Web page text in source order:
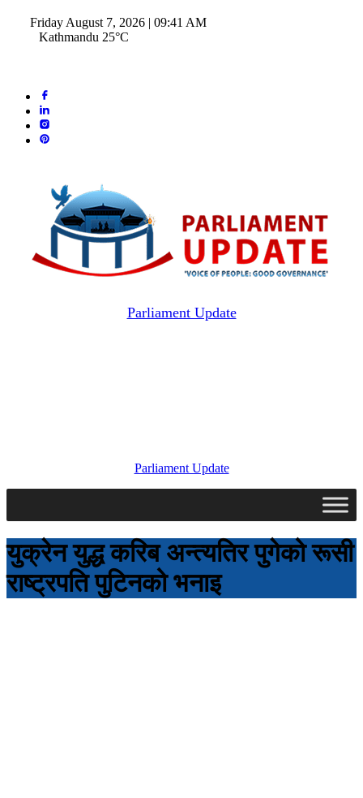
Friday August 7, 2026 | 09:41 AM
Kathmandu 25°C
Parliament Update
Parliament Update
युक्रेन युद्ध करिब अन्त्यतिर पुगेको रूसी
राष्ट्रपति पुटिनको भनाइ